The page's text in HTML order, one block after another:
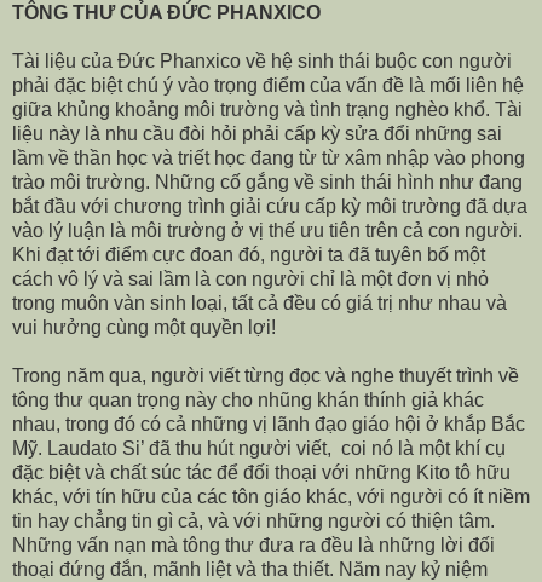
TÔNG THƯ CỦA ĐỨC PHANXICO
Tài liệu của Đức Phanxico về hệ sinh thái buộc con người
phải đặc biệt chú ý vào trọng điểm của vấn đề là mối liên hệ
giữa khủng khoảng môi trường và tình trạng nghèo khổ. Tài
liệu này là nhu cầu đòi hỏi phải cấp kỳ sửa đổi những sai
lầm về thần học và triết học đang từ từ xâm nhập vào phong
trào môi trường. Những cố gắng về sinh thái hình như đang
bắt đầu với chương trình giải cứu cấp kỳ môi trường đã dựa
vào lý luận là môi trường ở vị thế ưu tiên trên cả con người.
Khi đạt tới điểm cực đoan đó, người ta đã tuyên bố một
cách vô lý và sai lầm là con người chỉ là một đơn vị nhỏ
trong muôn vàn sinh loại, tất cả đều có giá trị như nhau và
vui hưởng cùng một quyền lợi!
Trong năm qua, người viết từng đọc và nghe thuyết trình về
tông thư quan trọng này cho nhũng khán thính giả khác
nhau, trong đó có cả những vị lãnh đạo giáo hội ở khắp Bắc
Mỹ. Laudato Si’ đã thu hút người viết, coi nó là một khí cụ
đặc biệt và chất súc tác để đối thoại với những Kito tô hữu
khác, với tín hữu của các tôn giáo khác, với người có ít niềm
tin hay chẳng tin gì cả, và với những người có thiện tâm.
Những vấn nạn mà tông thư đưa ra đều là những lời đối
thoại đứng đắn, mãnh liệt và tha thiết. Năm nay kỷ niệm